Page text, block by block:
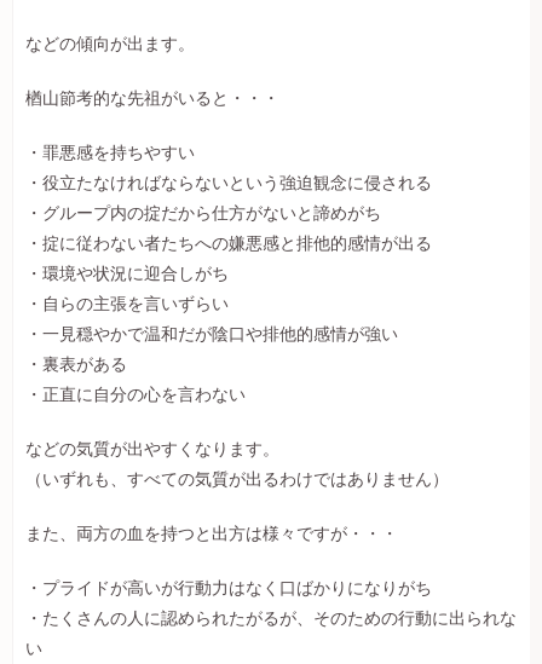
などの傾向が出ます。
楢山節考的な先祖がいると・・・
・罪悪感を持ちやすい
・役立たなければならないという強迫観念に侵される
・グループ内の掟だから仕方がないと諦めがち
・掟に従わない者たちへの嫌悪感と排他的感情が出る
・環境や状況に迎合しがち
・自らの主張を言いずらい
・一見穏やかで温和だが陰口や排他的感情が強い
・裏表がある
・正直に自分の心を言わない
などの気質が出やすくなります。
（いずれも、すべての気質が出るわけではありません）
また、両方の血を持つと出方は様々ですが・・・
・プライドが高いが行動力はなく口ばかりになりがち
・たくさんの人に認められたがるが、そのための行動に出られな
い